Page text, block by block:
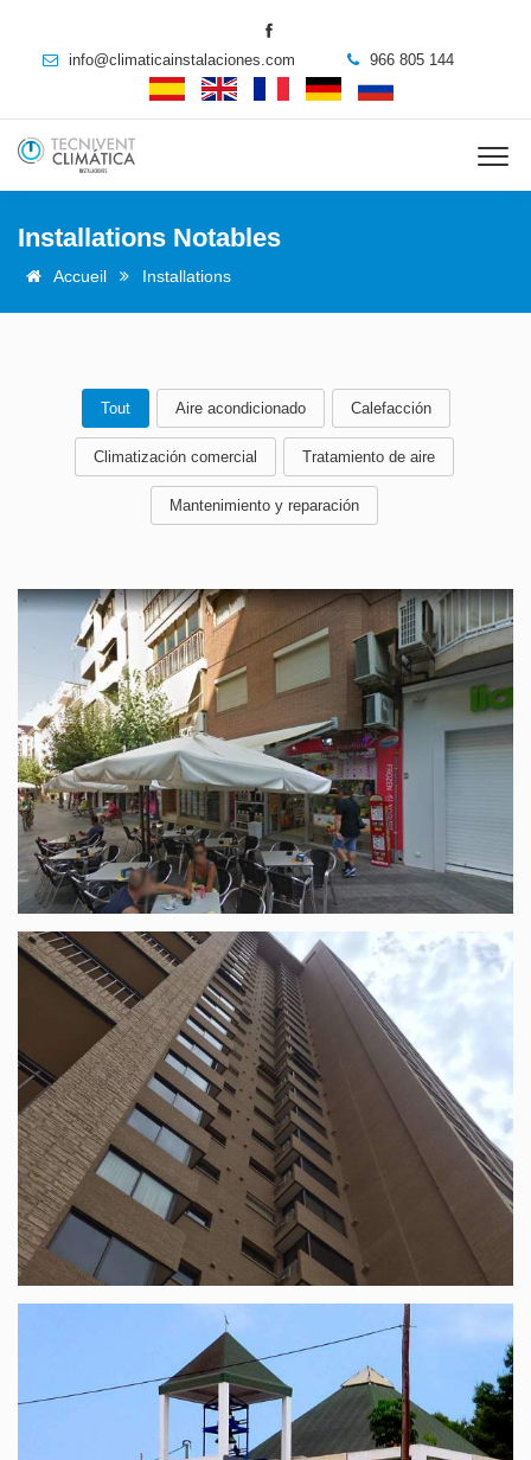
info@climaticainstalaciones.com 966 805 144
Installations Notables
Accueil Installations
Tout Aire acondicionado Calefacción
Climatización comercial Tratamiento de aire
Mantenimiento y reparación
Locaux Rue Alameda, Benidorm
Appartement 16 à Benidorm